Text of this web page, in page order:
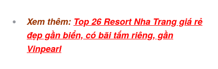
Xem thêm: Top 26 Resort Nha Trang giá rẻ
đẹp gần biển, có bãi tắm riêng, gần
Vinpearl